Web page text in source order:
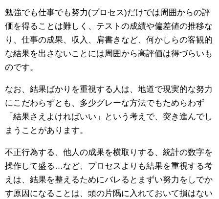
勉強でも仕事でも努力(プロセス)だけでは周囲からの評
価を得ることは難しく、テストの成績や偏差値の推移な
り、仕事の成果、収入、肩書きなど、何かしらの客観的
な結果を出さないことには周囲から高評価は得づらいも
のです。
なお、結果ばかりを重視する人は、地道で現実的な努力
にこだわらずとも、多少グレーな方法でもためらわず
「結果さえよければいい」という考えで、突き進んでし
まうことがあります。
不正行為する、他人の成果を横取りする、統計の数字を
操作して盛る…など、プロセスよりも結果を重視する考
えは、結果を整えるためにバレるとまずい努力をしでか
す原因になることは、頭の片隅に入れておいて損はない